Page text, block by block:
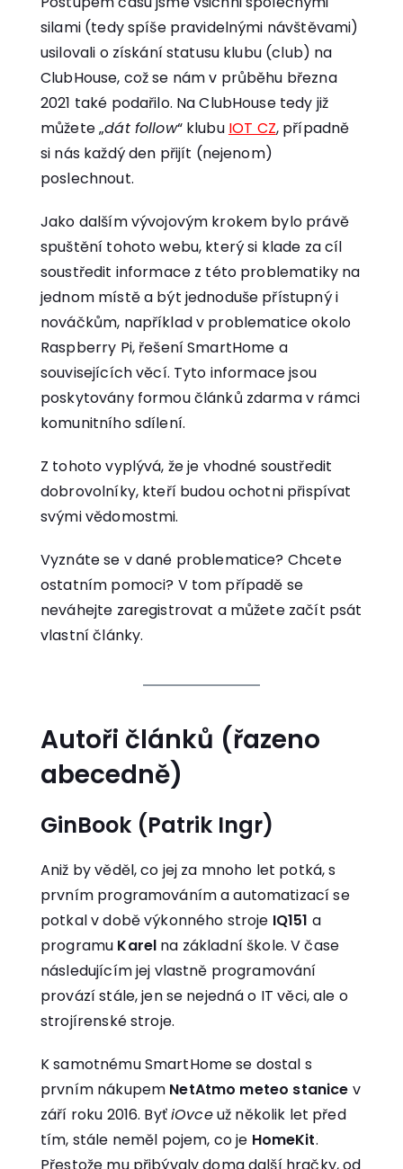
silami (tedy spíše pravidelnými návštěvami)
usilovali o získání statusu klubu (club) na
ClubHouse, což se nám v průběhu března
2021 také podařilo. Na ClubHouse tedy již
můžete „dát follow“ klubu IOT CZ, případně
si nás každý den přijít (nejenom)
poslechnout.
Jako dalším vývojovým krokem bylo právě
spuštění tohoto webu, který si klade za cíl
soustředit informace z této problematiky na
jednom místě a být jednoduše přístupný i
nováčkům, například v problematice okolo
Raspberry Pi, řešení SmartHome a
souvisejících věcí. Tyto informace jsou
poskytovány formou článků zdarma v rámci
komunitního sdílení.
Z tohoto vyplývá, že je vhodné soustředit
dobrovolníky, kteří budou ochotni přispívat
svými vědomostmi.
Vyznáte se v dané problematice? Chcete
ostatním pomoci? V tom případě se
neváhejte zaregistrovat a můžete začít psát
vlastní články.
Autoři článků (řazeno
abecedně)
GinBook (Patrik Ingr)
Aniž by věděl, co jej za mnoho let potká, s
prvním programováním a automatizací se
potkal v době výkonného stroje IQ151 a
programu Karel na základní škole. V čase
následujícím jej vlastně programování
provází stále, jen se nejedná o IT věci, ale o
strojírenské stroje.
K samotnému SmartHome se dostal s
prvním nákupem NetAtmo meteo stanice v
září roku 2016. ByťiOvceuž několik let před
tím, stále neměl pojem, co je HomeKit.